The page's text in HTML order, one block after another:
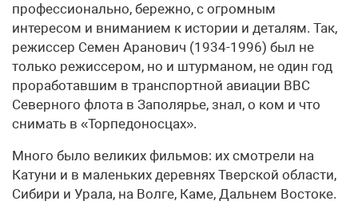
профессионально, бережно, с огромным
интересом и вниманием к истории и деталям. Так,
режиссер Семен Аранович (1934-1996) был не
только режиссером, но и штурманом, не один год
проработавшим в транспортной авиации ВВС
Северного флота в Заполярье, знал, о ком и что
снимать в «Торпедоносцах».
Много было великих фильмов: их смотрели на
Катуни и в маленьких деревнях Тверской области,
Сибири и Урала, на Волге, Каме, Дальнем Востоке.